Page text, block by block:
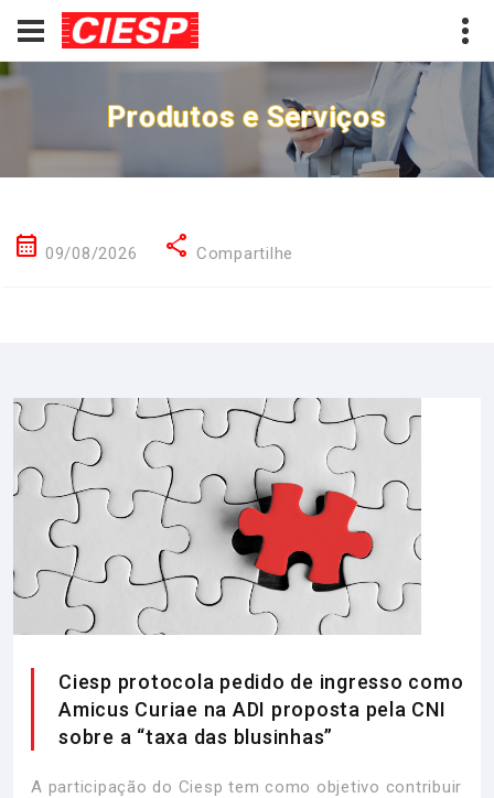
Produtos e Serviços
calendar_month 09/08/2026 share Compartilhe
Ciesp protocola pedido de ingresso como
Amicus Curiae na ADI proposta pela CNI
sobre a “taxa das blusinhas”
A participação do Ciesp tem como objetivo contribuir